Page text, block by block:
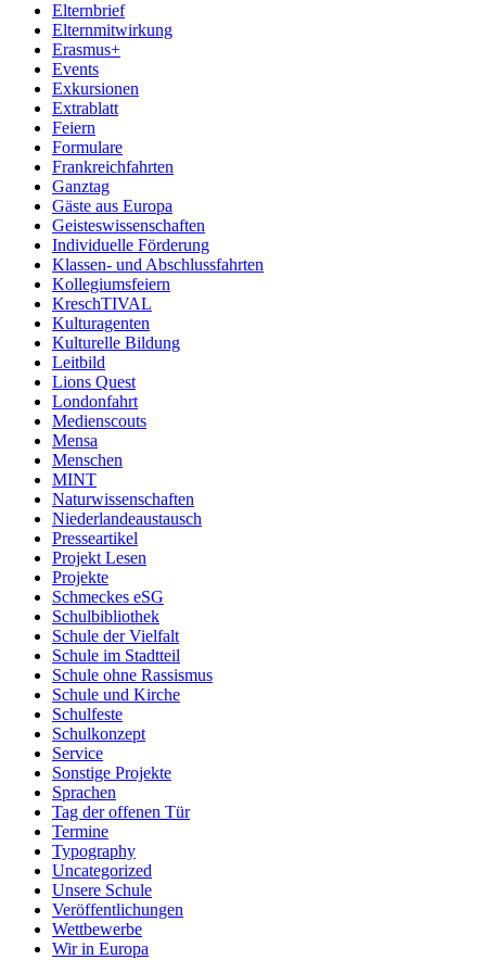
Elternbrief
Elternmitwirkung
Erasmus+
Events
Exkursionen
Extrablatt
Feiern
Formulare
Frankreichfahrten
Ganztag
Gäste aus Europa
Geisteswissenschaften
Individuelle Förderung
Klassen- und Abschlussfahrten
Kollegiumsfeiern
KreschTIVAL
Kulturagenten
Kulturelle Bildung
Leitbild
Lions Quest
Londonfahrt
Medienscouts
Mensa
Menschen
MINT
Naturwissenschaften
Niederlandeaustausch
Presseartikel
Projekt Lesen
Projekte
Schmeckes eSG
Schulbibliothek
Schule der Vielfalt
Schule im Stadtteil
Schule ohne Rassismus
Schule und Kirche
Schulfeste
Schulkonzept
Service
Sonstige Projekte
Sprachen
Tag der offenen Tür
Termine
Typography
Uncategorized
Unsere Schule
Veröffentlichungen
Wettbewerbe
Wir in Europa